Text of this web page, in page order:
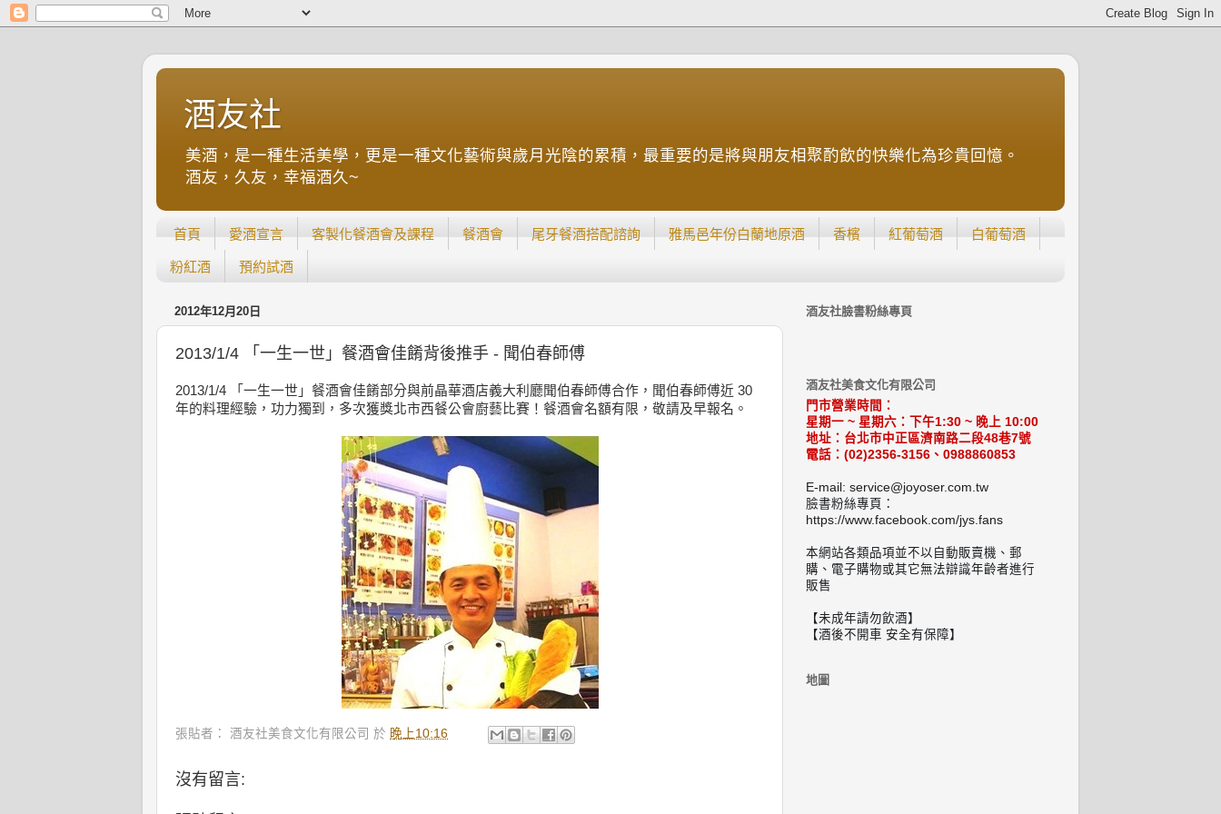
酒友社
美酒，是一種生活美學，更是一種文化藝術與歲月光陰的累積，最重要的是將與朋友相聚酌飲的快樂化為珍貴回憶。
酒友，久友，幸福酒久~
首頁 愛酒宣言 客製化餐酒會及課程 餐酒會 尾牙餐酒搭配諮詢 雅馬邑年份白蘭地原酒 香檳 紅葡萄酒 白葡萄酒
粉紅酒 預約試酒
2012年12月20日
2013/1/4 「一生一世」餐酒會佳餚背後推手 - 聞伯春師傅
2013/1/4 「一生一世」餐酒會佳餚部分與前晶華酒店義大利廳聞伯春師傅合作，聞伯春師傅近 30
年的料理經驗，功力獨到，多次獲獎北市西餐公會廚藝比賽！餐酒會名額有限，敬請及早報名。
張貼者： 酒友社美食文化有限公司 於 晚上10:16
沒有留言:
酒友社臉書粉絲專頁
酒友社美食文化有限公司
門市營業時間：
星期一 ~ 星期六：下午1:30 ~ 晚上 10:00
地址：台北市中正區濟南路二段48巷7號
電話：(02)2356-3156、0988860853
E-mail: service@joyoser.com.tw
臉書粉絲專頁：
https://www.facebook.com/jys.fans
本網站各類品項並不以自動販賣機、郵
購、電子購物或其它無法辯識年齡者進行
販售
【未成年請勿飲酒】
【酒後不開車 安全有保障】
地圖